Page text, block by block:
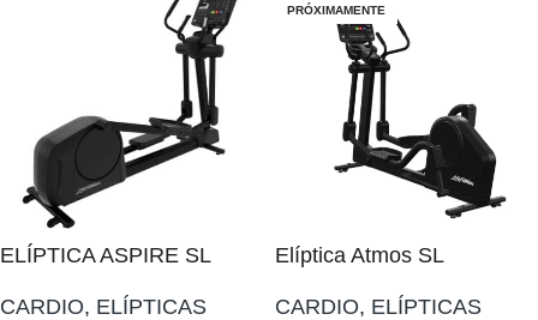
ELÍPTICA ASPIRE SL
CARDIO, ELÍPTICAS
PRÓXIMAMENTE
Elíptica Atmos SL
CARDIO, ELÍPTICAS